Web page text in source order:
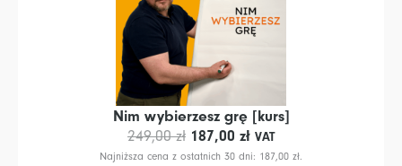
Nim wybierzesz grę [kurs]
249,00zł Pierwotna
cena
187,00 złAktualna
cena
VAT
Najniższa cena z ostatnich 30 dni: 187,00 zł.